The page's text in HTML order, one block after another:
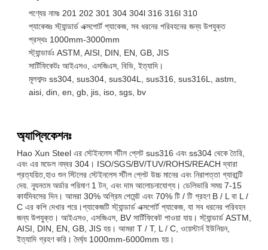
পণ্যের নামঃ 201 202 301 304 304l 316 316l 310
প্যাকেজঃ স্ট্যান্ডার্ড এক্সপোর্ট প্যাকেজ, সব ধরনের পরিবহনের জন্য উপযুক্ত
প্রস্থঃ 1000mm-3000mm
স্ট্যান্ডার্ডঃ ASTM, AISI, DIN, EN, GB, JIS
সার্টিফিকেটঃ আইএসও, এসজিএস, বিভি, ইত্যাদি।
মূলশব্দঃ ss304, sus304, sus304L, sus316, sus316L, astm,
aisi, din, en, gb, jis, iso, sgs, bv
অ্যাপ্লিকেশনঃ
Hao Xun Steel এর স্টেইনলেস স্টীল প্লেট sus316 এবং ss304 থেকে তৈরি,
এবং এর মডেল নম্বর 304। ISO/SGS/BV/TUV/ROHS/REACH দ্বারা
প্রত্যয়িত,হাও শুন স্টিলের স্টেইনলেস স্টীল প্লেট উচ্চ মানের এবং নিরাপত্তা গ্যারান্টি
দেয়. ন্যূনতম অর্ডার পরিমাণ 1 টন, এবং দাম আলোচনাযোগ্য। ডেলিভারি সময় 7-15
কার্যদিবসের দিন। আমরা 30% অগ্রিম পেমেন্ট এবং 70% টি / টি গ্রহণ B / L বা L /
C এর কপি দেখার পরে।প্যাকেজটি স্ট্যান্ডার্ড এক্সপোর্ট প্যাকেজ, যা সব ধরনের পরিবহন
জন্য উপযুক্ত। আইএসও, এসজিএস, BV সার্টিফিকেট পাওয়া যায়। স্ট্যান্ডার্ড ASTM,
AISI, DIN, EN, GB, JIS হয়। আমরা T / T, L / C, ওয়েস্টার্ন ইউনিয়ন,
ইত্যাদি গ্রহণ করি। দৈর্ঘ্য 1000mm-6000mm হয়।